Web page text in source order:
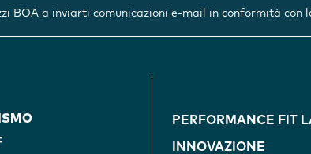
BOA a inviarti comunicazioni e-mail in conformità con
PERFORMANCE FIT
INNOVAZIONE